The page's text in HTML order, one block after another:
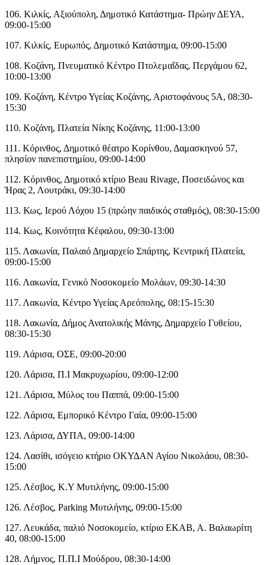
106. Κιλκίς, Αξιούπολη, Δημοτικό Κατάστημα- Πρώην ΔΕΥΑ,
09:00-15:00
107. Κιλκίς, Ευρωπός, Δημοτικό Κατάστημα, 09:00-15:00
108. Κοζάνη, Πνευματικό Κέντρο Πτολεμαΐδας, Περγάμου 62,
10:00-13:00
109. Κοζάνη, Κέντρο Υγείας Κοζάνης, Αριστοφάνους 5Α, 08:30-
15:30
110. Κοζάνη, Πλατεία Νίκης Κοζάνης, 11:00-13:00
111. Κόρινθος, Δημοτικό θέατρο Κορίνθου, Δαμασκηνού 57,
πλησίον πανεπιστημίου, 09:00-14:00
112. Κόρινθος, Δημοτικό κτίριο Beau Rivage, Ποσειδώνος και
Ήρας 2, Λουτράκι, 09:30-14:00
113. Κως, Ιερού Λόχου 15 (πρώην παιδικός σταθμός), 08:30-15:00
114. Κως, Κοινότητα Κέφαλου, 09:30-13:00
115. Λακωνία, Παλαιό Δημαρχείο Σπάρτης, Κεντρική Πλατεία,
09:00-15:00
116. Λακωνία, Γενικό Νοσοκομείο Μολάων, 09:30-14:30
117. Λακωνία, Κέντρο Υγείας Αρεόπολης, 08:15-15:30
118. Λακωνία, Δήμος Ανατολικής Μάνης, Δημαρχείο Γυθείου,
08:30-15:30
119. Λάρισα, ΟΣΕ, 09:00-20:00
120. Λάρισα, Π.Ι Μακρυχωρίου, 09:00-12:00
121. Λάρισα, Μύλος του Παππά, 09:00-15:00
122. Λάρισα, Εμπορικό Κέντρο Γαία, 09:00-15:00
123. Λάρισα, ΔΥΠΑ, 09:00-14:00
124. Λασίθι, ισόγειο κτήριο ΟΚΥΔΑΝ Αγίου Νικολάου, 08:30-
15:00
125. Λέσβος, Κ.Υ Μυτιλήνης, 09:00-15:00
126. Λέσβος, Parking Μυτιλήνης, 09:00-15:00
127. Λευκάδα, παλιό Νοσοκομείο, κτίριο ΕΚΑΒ, Α. Βαλαωρίτη
40, 08:00-15:00
128. Λήμνος, Π.Π.Ι Μούδρου, 08:30-14:00